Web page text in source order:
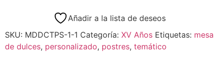
Añadir a la lista de deseos
SKU: MDDCTPS-1-1 Categoría: XV Años Etiquetas: mesa
de dulces, personalizado, postres, temático